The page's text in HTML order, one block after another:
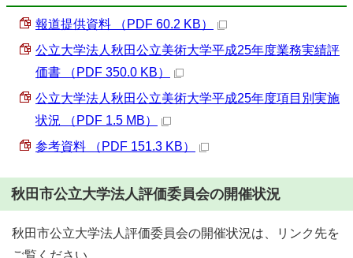
報道提供資料 （PDF 60.2 KB）
公立大学法人秋田公立美術大学平成25年度業務実績評
価書 （PDF 350.0 KB）
公立大学法人秋田公立美術大学平成25年度項目別実施
状況 （PDF 1.5 MB）
参考資料 （PDF 151.3 KB）
秋田市公立大学法人評価委員会の開催状況
秋田市公立大学法人評価委員会の開催状況は、リンク先を
ご覧ください。